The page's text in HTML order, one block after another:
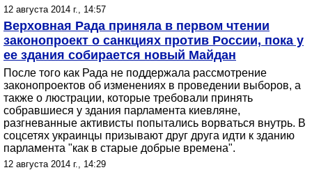
12 августа 2014 г., 14:57
Верховная Рада приняла в первом чтении
законопроект о санкциях против России, пока у
ее здания собирается новый Майдан
После того как Рада не поддержала рассмотрение
законопроектов об изменениях в проведении выборов, а
также о люстрации, которые требовали принять
собравшиеся у здания парламента киевляне,
разгневанные активисты попытались ворваться внутрь. В
соцсетях украинцы призывают друг друга идти к зданию
парламента "как в старые добрые времена".
12 августа 2014 г., 14:29